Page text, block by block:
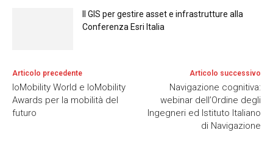
Il GIS per gestire asset e infrastrutture alla
Conferenza Esri Italia
Articolo precedente
IoMobility World e IoMobility
Awards per la mobilità del
futuro
Articolo successivo
Navigazione cognitiva:
webinar dell’Ordine degli
Ingegneri ed Istituto Italiano
di Navigazione